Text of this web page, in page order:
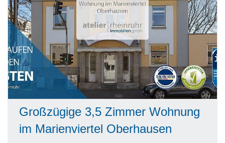
Großzügige 3,5 Zimmer Wohnung
im Marienviertel Oberhausen